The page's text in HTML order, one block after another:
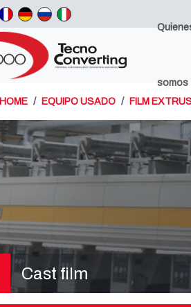
somos
HOME
EQUIPO USADO FILM
Cast film